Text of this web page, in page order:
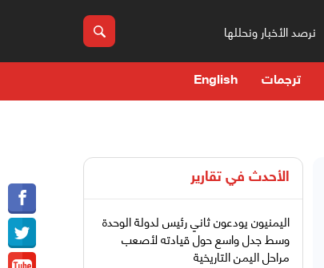
نرصد الأخبار ونحللها
ترجمات English
الأحدث في تقارير
اليمنيون يودعون ثاني رئيس لدولة الوحدة
وسط جدل واسع حول قيادته لأصعب
مراحل اليمن التاريخية